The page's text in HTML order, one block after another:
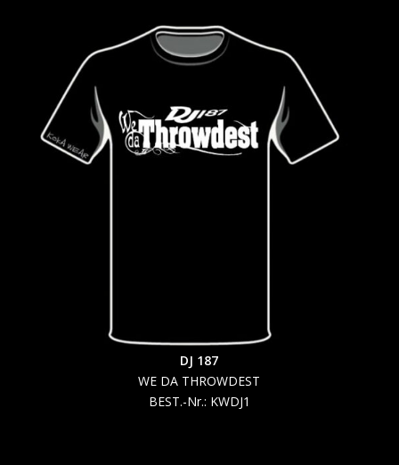
DJ 187
WE DA THROWDEST
BEST.-Nr.: KWDJ1